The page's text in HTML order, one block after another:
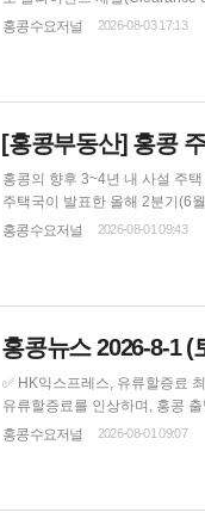
라(Max Mara), 돌체앤가바나
홍콩수요저널 2026-08-03 17:13
[홍콩부동산] 홍콩
홍콩의 향후 3~4년 내 사설 주택
주택국이 발표한 올해 2분기(6월
동산 중개업체 리카코프 프로
홍콩수요저널 2026-08-01 09:43
홍콩뉴스 2026-8-1 (
✅ HK익스프레스, 유류할증료 최대 44% 기습 인상… 한국
유류할증료를 인상하며, 홍콩 출발 항공
는 항공편의 유류할증료는 승객
홍콩수요저널 2026-08-01 09:07